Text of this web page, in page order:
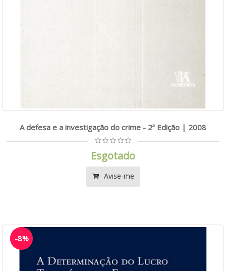
A defesa e a investigação do crime - 2ª Edição | 2008
Esgotado
Avise-me
-8%